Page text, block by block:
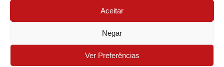
Aceitar
Negar
Ver Preferências
A Ética Como Base de Todas as Decisões Médicas